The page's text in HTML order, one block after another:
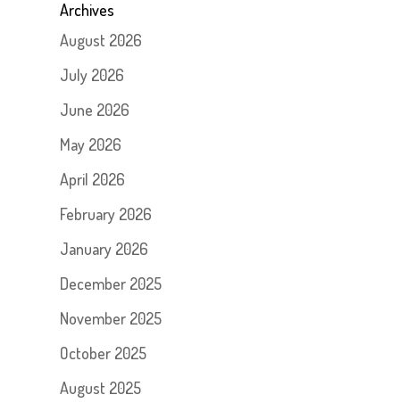
Archives
August 2026
July 2026
June 2026
May 2026
April 2026
February 2026
January 2026
December 2025
November 2025
October 2025
August 2025